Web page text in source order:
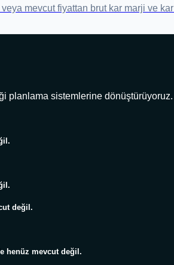
mevcut fiyattan brut kar marji ve
planlama sistemlerine dönüştürüyoruz.
değil.
henüz mevcut değil.